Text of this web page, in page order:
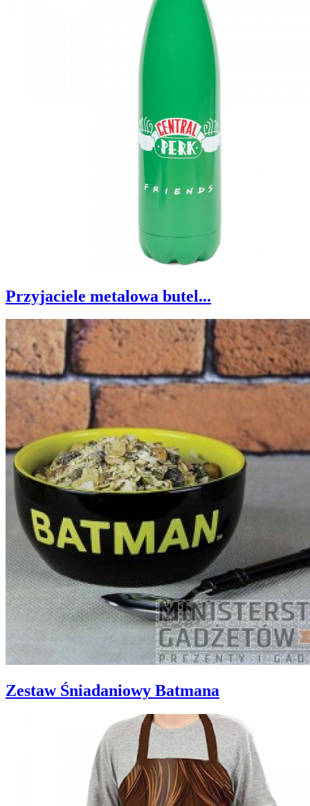
Przyjaciele metalowa butel...
Zestaw Śniadaniowy Batmana